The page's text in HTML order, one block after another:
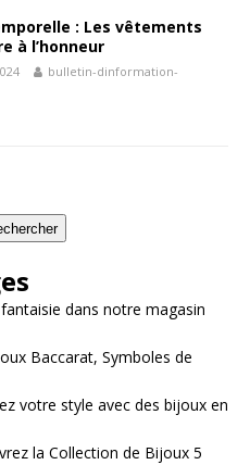
: Les vêtements
à l’honneur
bulletin-dinformation-
dans notre magasin
Baccarat, Symboles de
votre style avec des bijoux en
la Collection de Bijoux 5